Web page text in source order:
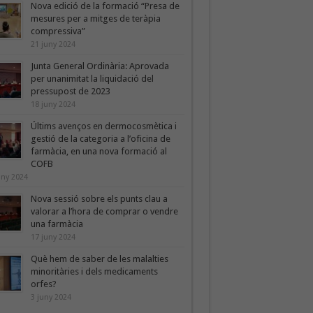
Nova edició de la formació “Presa de
mesures per a mitges de teràpia
compressiva”
21 juny 2024
Junta General Ordinària: Aprovada
per unanimitat la liquidació del
pressupost de 2023
18 juny 2024
Últims avenços en dermocosmètica i
gestió de la categoria a l’oficina de
farmàcia, en una nova formació al
COFB
2024
Nova sessió sobre els punts clau a
valorar a l’hora de comprar o vendre
una farmàcia
17 juny 2024
Què hem de saber de les malalties
minoritàries i dels medicaments
orfes?
3 juny 2024